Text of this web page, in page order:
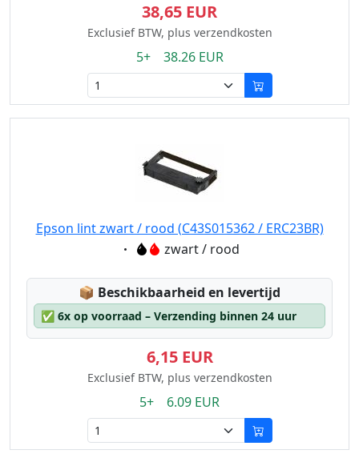
38,65 EUR
Exclusief BTW, plus verzendkosten
5+ 38.26 EUR
Epson lint zwart / rood (C43S015362 / ERC23BR)
Eigenschaft:zwart / rood
📦 Lagerstatus:
Beschikbaarheid en levertijd
✅ 6x op voorraad – Verzending binnen 24 uur
6,15 EUR
Exclusief BTW, plus verzendkosten
5+ 6.09 EUR